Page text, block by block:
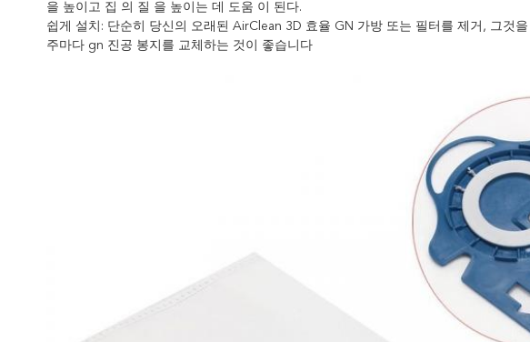
을 높이고 집 의 질 을 높이는 데 도움 이 된다.
쉽게 설치: 단순히 당신의 오래된 AirClean 3D 효율 GN 가방 또는 필터를 제거, 그것
주마다 gn 진공 봉지를 교체하는 것이 좋습니다